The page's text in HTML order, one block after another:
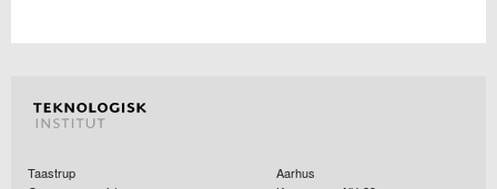
Taastrup
Aarhus